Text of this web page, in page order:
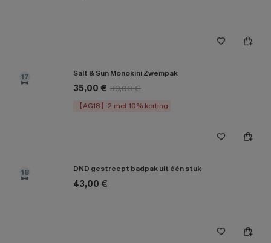
17 Salt & Sun Monokini Zwempak
35,00 € 39,00 €
【AG18】2 met 10% korting
18 DND gestreept badpak uit één stuk
43,00 €